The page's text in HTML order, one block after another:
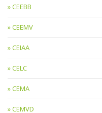
CEEBB
CEEMV
CEIAA
CELC
CEMA
CEMVD